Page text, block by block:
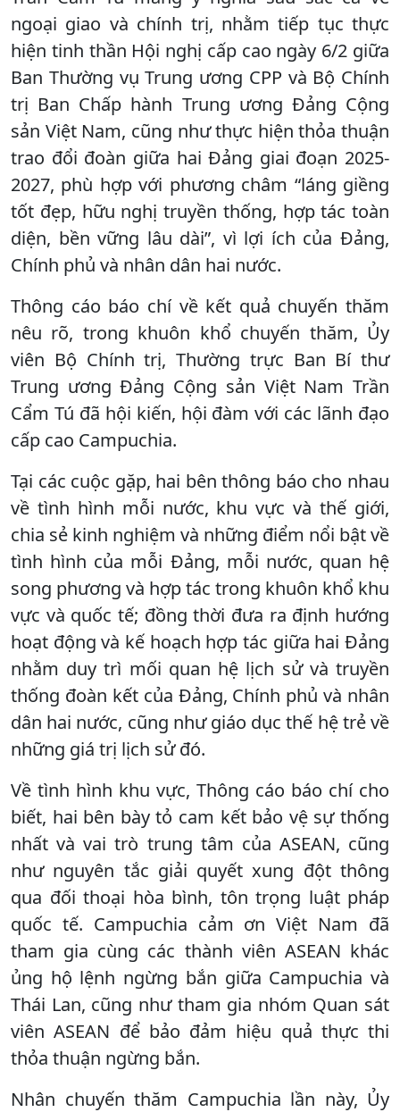
ngoại giao và chính trị, nhằm tiếp tục thực
hiện tinh thần Hội nghị cấp cao ngày 6/2 giữa
Ban Thường vụ Trung ương CPP và Bộ Chính
trị Ban Chấp hành Trung ương Đảng Cộng
sản Việt Nam, cũng như thực hiện thỏa thuận
trao đổi đoàn giữa hai Đảng giai đoạn 2025-
2027, phù hợp với phương châm “láng giềng
tốt đẹp, hữu nghị truyền thống, hợp tác toàn
diện, bền vững lâu dài”, vì lợi ích của Đảng,
Chính phủ và nhân dân hai nước.
Thông cáo báo chí về kết quả chuyến thăm
nêu rõ, trong khuôn khổ chuyến thăm, Ủy
viên Bộ Chính trị, Thường trực Ban Bí thư
Trung ương Đảng Cộng sản Việt Nam Trần
Cẩm Tú đã hội kiến, hội đàm với các lãnh đạo
cấp cao Campuchia.
Tại các cuộc gặp, hai bên thông báo cho nhau
về tình hình mỗi nước, khu vực và thế giới,
chia sẻ kinh nghiệm và những điểm nổi bật về
tình hình của mỗi Đảng, mỗi nước, quan hệ
song phương và hợp tác trong khuôn khổ khu
vực và quốc tế; đồng thời đưa ra định hướng
hoạt động và kế hoạch hợp tác giữa hai Đảng
nhằm duy trì mối quan hệ lịch sử và truyền
thống đoàn kết của Đảng, Chính phủ và nhân
dân hai nước, cũng như giáo dục thế hệ trẻ về
những giá trị lịch sử đó.
Về tình hình khu vực, Thông cáo báo chí cho
biết, hai bên bày tỏ cam kết bảo vệ sự thống
nhất và vai trò trung tâm của ASEAN, cũng
như nguyên tắc giải quyết xung đột thông
qua đối thoại hòa bình, tôn trọng luật pháp
quốc tế. Campuchia cảm ơn Việt Nam đã
tham gia cùng các thành viên ASEAN khác
ủng hộ lệnh ngừng bắn giữa Campuchia và
Thái Lan, cũng như tham gia nhóm Quan sát
viên ASEAN để bảo đảm hiệu quả thực thi
thỏa thuận ngừng bắn.
Nhân chuyến thăm Campuchia lần này, Ủy